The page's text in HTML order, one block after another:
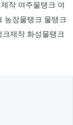
작 여주물탱크 여
농장물탱크 물탱크
제작 화성물탱크